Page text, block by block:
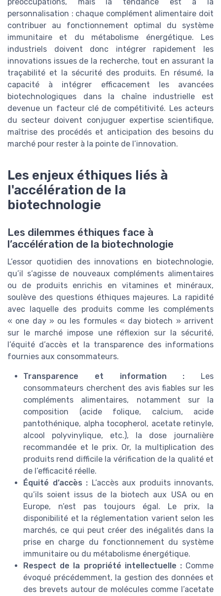
personnalisation : chaque complément alimentaire doit
contribuer au fonctionnement optimal du système
immunitaire et du métabolisme énergétique. Les
industriels doivent donc intégrer rapidement les
innovations issues de la recherche, tout en assurant la
traçabilité et la sécurité des produits. En résumé, la
capacité à intégrer efficacement les avancées
biotechnologiques dans la chaîne industrielle est
devenue un facteur clé de compétitivité. Les acteurs
du secteur doivent conjuguer expertise scientifique,
maîtrise des procédés et anticipation des besoins du
marché pour rester à la pointe de l’innovation.
Les enjeux éthiques liés à
l'accélération de la
biotechnologie
Les dilemmes éthiques face à
l’accélération de la biotechnologie
L’essor quotidien des innovations en biotechnologie,
qu’il s’agisse de nouveaux compléments alimentaires
ou de produits enrichis en vitamines et minéraux,
soulève des questions éthiques majeures. La rapidité
avec laquelle des produits comme les compléments
« one day » ou les formules « day biotech » arrivent
sur le marché impose une réflexion sur la sécurité,
l’équité d’accès et la transparence des informations
fournies aux consommateurs.
Transparence et information : Les
consommateurs cherchent des avis fiables sur les
compléments alimentaires, notamment sur la
composition (acide folique, calcium, acide
pantothénique, alpha tocopherol, acetate retinyle,
alcool polyvinylique, etc.), la dose journalière
recommandée et le prix. Or, la multiplication des
produits rend difficile la vérification de la qualité et
de l’efficacité réelle.
Équité d’accès : L’accès aux produits innovants,
qu’ils soient issus de la biotech aux USA ou en
Europe, n’est pas toujours égal. Le prix, la
disponibilité et la réglementation varient selon les
marchés, ce qui peut créer des inégalités dans la
prise en charge du fonctionnement du système
immunitaire ou du métabolisme énergétique.
Respect de la propriété intellectuelle :Comme
évoqué précédemment, la gestion des données et
des brevets autour de molécules comme l’acetate